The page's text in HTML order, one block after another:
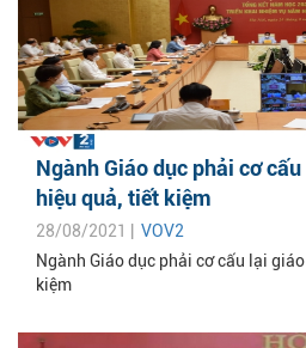
Ngành Giáo dục phải cơ
hiệu quả, tiết kiệm
28/08/2021 | VOV2
Ngành Giáo dục phải cơ cấu lại
kiệm